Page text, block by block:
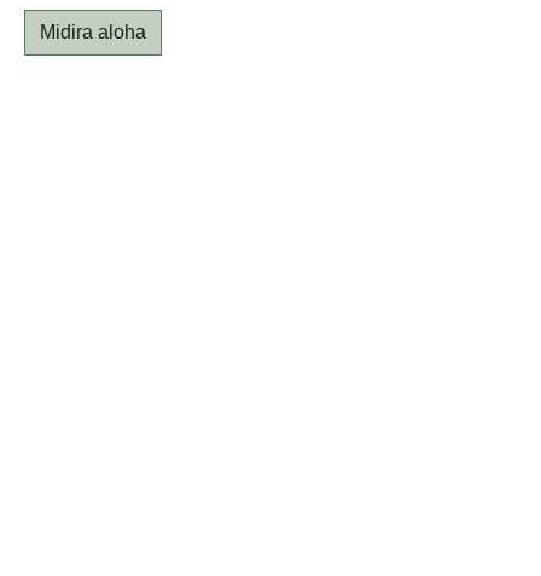
Midira aloha